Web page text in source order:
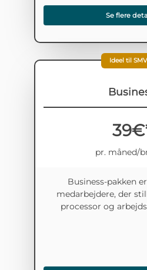
Se flere
Ideel til
pr. måned/
Business-pakken
medarbejdere, der
processor og